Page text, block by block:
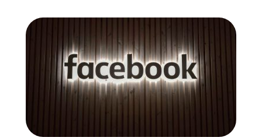
annunci, per fornire funzionalità dei social media e per
analizzare il nostro traffico. Condividiamo inoltre
informazioni sul modo in cui utilizzi il nostro sito con i
nostri partner che si occupano di analisi dei dati web,
pubblicità e social media, i quali potrebbero combinarle
con altre informazioni che hai fornito loro o che hanno